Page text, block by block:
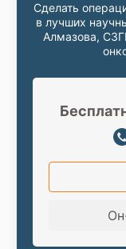
Сделать
в лучших
Алмазова,